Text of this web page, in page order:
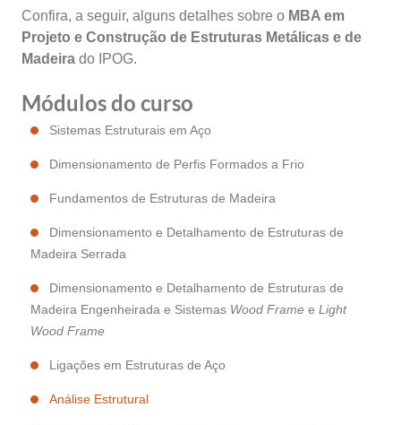
Confira, a seguir, alguns detalhes sobre o MBA em
Projeto e Construção de Estruturas Metálicas e de
Madeira do IPOG.
Módulos do curso
Sistemas Estruturais em Aço
Dimensionamento de Perfis Formados a Frio
Fundamentos de Estruturas de Madeira
Dimensionamento e Detalhamento de Estruturas de
Madeira Serrada
Dimensionamento e Detalhamento de Estruturas de
Madeira Engenheirada e Sistemas Wood Frame e Light
Wood Frame
Ligações em Estruturas de Aço
Análise Estrutural